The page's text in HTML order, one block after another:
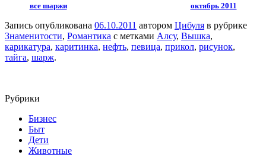
все шаржи октябрь 2011
Запись опубликована 06.10.2011 автором Цибуля в рубрике
Знаменитости, Романтика с метками Алсу, Вышка,
карикатура, каритинка, нефть, певица, прикол, рисунок,
тайга, шарж.
Рубрики
Бизнес
Быт
Дети
Животные